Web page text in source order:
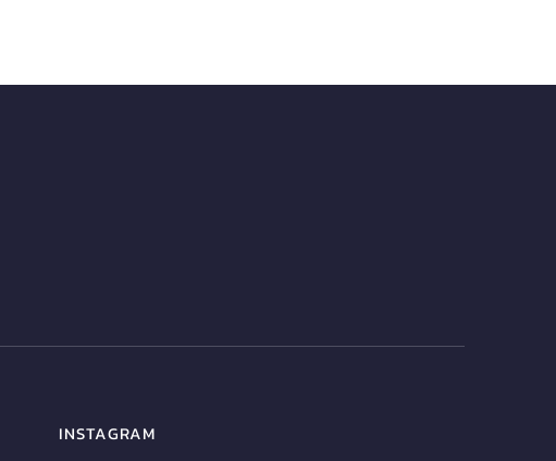
INSTAGRAM